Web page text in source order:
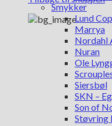
Smykker
Lund
Marrya
Nordahl
Nuran
Ole
Siersbøl
SKN –
Son of
Støvring